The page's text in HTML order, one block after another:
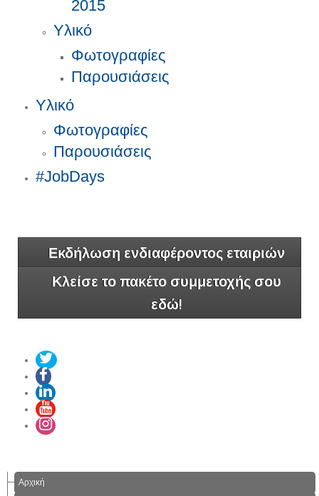
2015
Υλικό
Φωτογραφίες
Παρουσιάσεις
Υλικό
Φωτογραφίες
Παρουσιάσεις
#JobDays
Εκδήλωση ενδιαφέροντος εταιριών
Κλείσε το πακέτο συμμετοχής σου
εδώ!
Αρχική